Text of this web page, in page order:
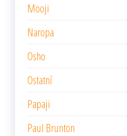
Mooji
Naropa
Osho
Ostatní
Papaji
Paul Brunton